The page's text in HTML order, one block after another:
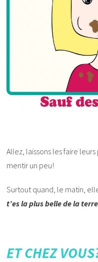
Allez, laissons les faire
mentir un peu!
Surtout quand, le matin,
t’es la plus belle de la
ET CHEZ